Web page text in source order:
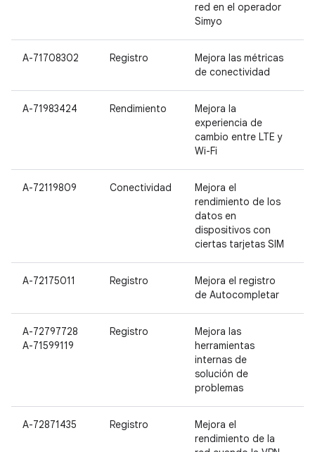
red en el operador
Simyo
A-71708302 Registro
Mejora las métricas
de conectividad
A-71983424 Rendimiento
Mejora la
experiencia de
cambio entre LTE y
Wi-Fi
A-72119809 Conectividad
Mejora el
rendimiento de los
datos en
dispositivos con
ciertas tarjetas SIM
A-72175011 Registro
Mejora el registro
de Autocompletar
A-72797728
A-71599119
Registro
Mejora las
herramientas
internas de
solución de
problemas
A-72871435 Registro
Mejora el
rendimiento de la